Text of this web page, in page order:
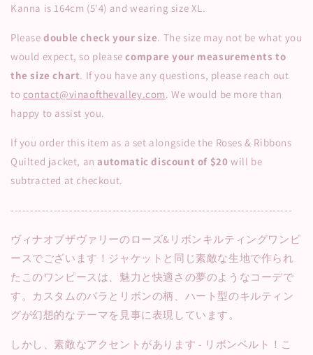
Kanna is 164cm (5'4) and wearing size XL.
Please double check your size. The size may not be what you
would expect, so please compare your measurements to
the size chart. If you have any questions, please reach out
to contact@vinaofthevalley.com. We would be more than
happy to assist you.
If you order this item as a set alongside the Roses & Ribbons
Quilted jacket, an automatic discount of $20 will be
subtracted at checkout.
------------------------------------------------------------------------
ヴィナオブザヴァリーのローズ&リボンキルティングワンピ
ースでございます！ジャケットと 同じ素敵な生地で作られ
たこのワンピースは、魅力と快適さの夢のようなコーデで
す。カスタムのバラとリボンの柄、ハート型のキルティン
グが幻想的なテーマを見事に表現しています。
しかし、素敵なアクセントがあります - リボンベルト！こ